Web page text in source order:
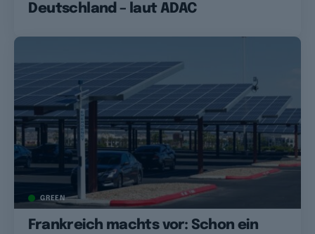
Deutschland – laut ADAC
GREEN
Frankreich machts vor: Schon ein